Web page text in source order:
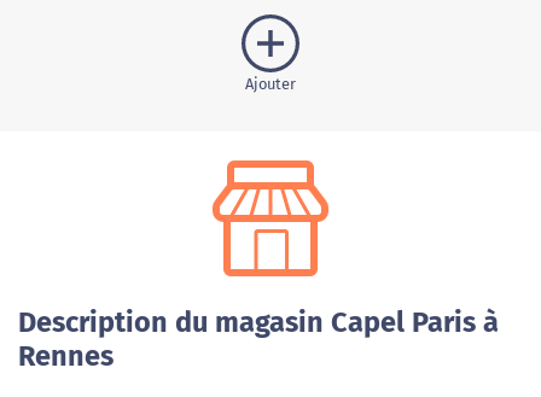
Ajouter
Description du magasin Capel Paris à
Rennes